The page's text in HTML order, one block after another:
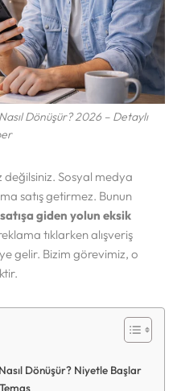
Dönüşür? 2026 – Detaylı
değilsiniz. Sosyal medya
satış getirmez. Bunun
satışa giden yolun eksik
tıklarken alışveriş
gelir. Bizim görevimiz, o
Dönüşür? Niyetle Başlar